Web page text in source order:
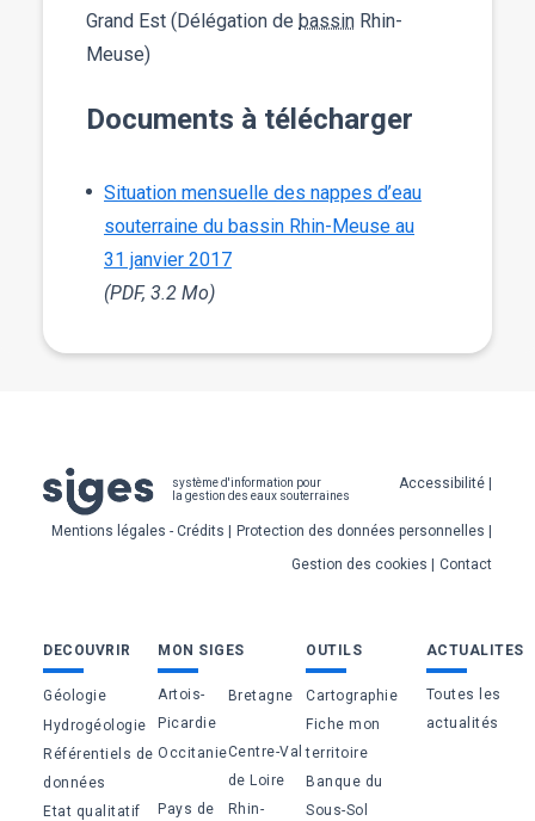
Grand Est (Délégation de bassin Rhin-
Meuse)
Documents à télécharger
Situation mensuelle des nappes d’eau
souterraine du bassin Rhin-Meuse au
31 janvier 2017
(PDF, 3.2 Mo)
système d'information pour
la gestion des eaux souterraines
Pied
de
page
Accessibilité
Mentions légales - Crédits
Protection des données personnelles
Gestion des cookies
Contact
Bas
de
page
DECOUVRIR
Géologie
Hydrogéologie
Référentiels de
données
Etat qualitatif
MON SIGES
Artois-
Picardie
Bretagne
OccitanieCentre-Val
de Loire
Pays de
Rhin-
OUTILS
Cartographie
Fiche mon
territoire
Banque du
Sous-Sol
ACTUALITES
Toutes les
actualités